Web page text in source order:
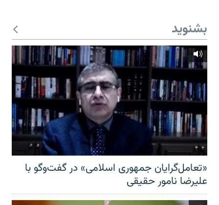
بشنوید
«تعامل‌گرایان جمهوری اسلامی» در گفت‌وگو با
علیرضا نامور حقیقی